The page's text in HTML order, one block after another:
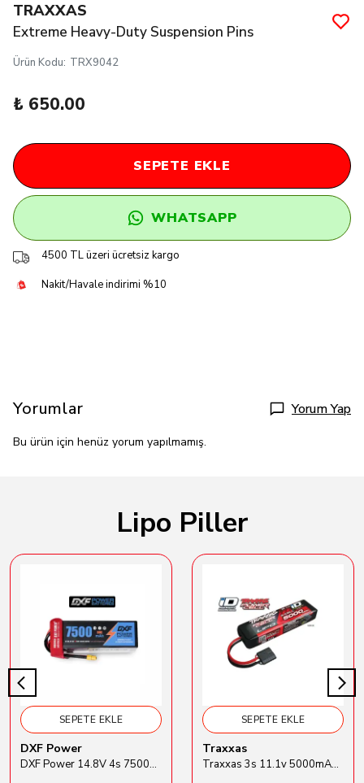
TRAXXAS
Extreme Heavy-Duty Suspension Pins
Ürün Kodu: TRX9042
₺ 650.00
SEPETE EKLE
WHATSAPP
4500 TL üzeri ücretsiz kargo
Nakit/Havale indirimi %10
Yorumlar Yorum Yap
Bu ürün için henüz yorum yapılmamış.
Lipo Piller
SEPETE EKLE
DXF Power
DXF Power 14.8V 4s 7500mAh 80C Hardcase Lipo Batarya
SEPETE EKLE
Traxxas
Traxxas 3s 11.1v 5000mAh Lipo Batarya (TRX 2872X)